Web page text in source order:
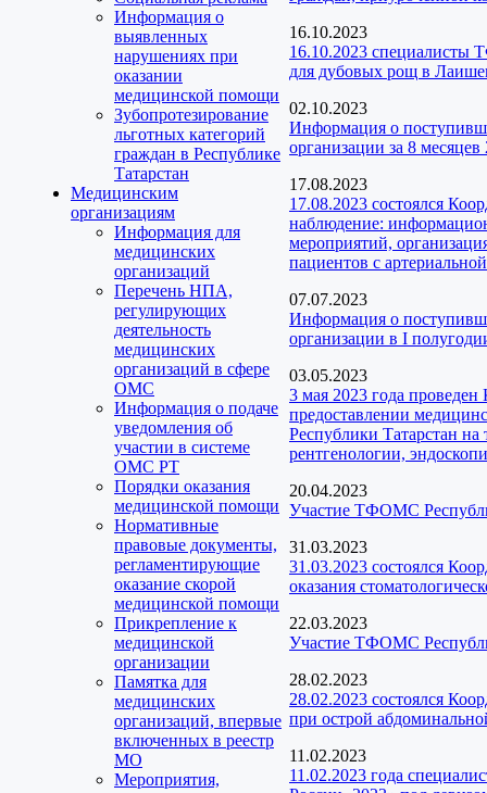
Информация о
выявленных
нарушениях при
оказании
медицинской помощи
Зубопротезирование
льготных категорий
граждан в Республике
Татарстан
Медицинским
организациям
Информация для
медицинских
организаций
Перечень НПА,
регулирующих
деятельность
медицинских
организаций в сфере
ОМС
Информация о подаче
уведомления об
участии в системе
ОМС РТ
Порядки оказания
медицинской помощи
Нормативные
правовые документы,
регламентирующие
оказание скорой
медицинской помощи
Прикрепление к
медицинской
организации
Памятка для
медицинских
организаций, впервые
включенных в реестр
МО
Мероприятия,
16.10.2023
16.10.2023 специалисты
для дубовых рощ в
02.10.2023
Информация о
организации за 8 месяцев
17.08.2023
17.08.2023 состоялся
наблюдение:
мероприятий,
пациентов с
07.07.2023
Информация о
организации в I
03.05.2023
3 мая 2023 года
предоставлении
Республики Татарстан
рентгенологии,
20.04.2023
Участие ТФОМС
31.03.2023
31.03.2023 состоялся
оказания
22.03.2023
Участие ТФОМС
28.02.2023
28.02.2023 состоялся
при острой
11.02.2023
11.02.2023 года